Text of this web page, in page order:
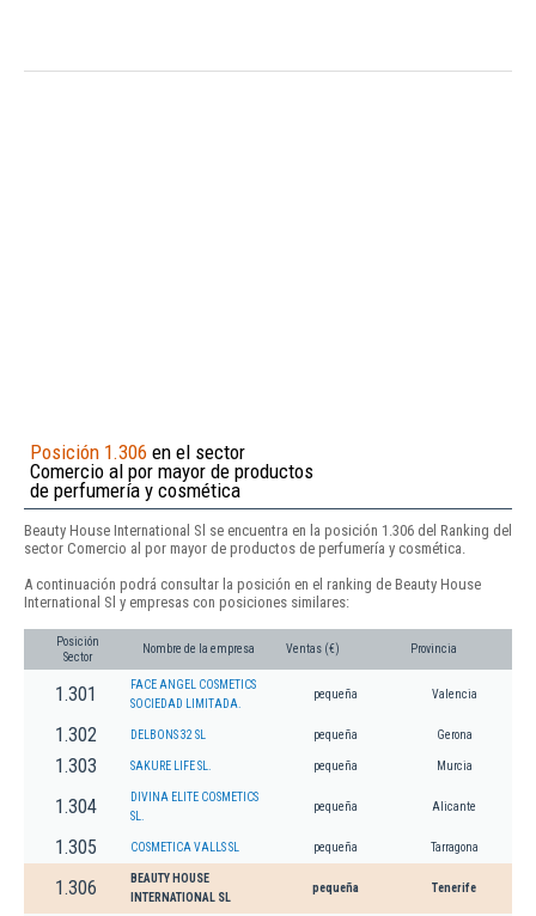
Posición 1.306 en el sector
Comercio al por mayor de productos
de perfumería y cosmética
Beauty House International Sl se encuentra en la posición 1.306 del Ranking del
sector Comercio al por mayor de productos de perfumería y cosmética.
A continuación podrá consultar la posición en el ranking de Beauty House
International Sl y empresas con posiciones similares:
Posición
Sector
Nombre de la empresa Ventas (€) Provincia
1.301
FACE ANGEL COSMETICS
SOCIEDAD LIMITADA.
pequeña Valencia
1.302 DELBONS 32 SL pequeña Gerona
1.303 SAKURE LIFE SL. pequeña Murcia
1.304
DIVINA ELITE COSMETICS
SL.
pequeña Alicante
1.305 COSMETICA VALLS SL pequeña Tarragona
1.306
BEAUTY HOUSE
INTERNATIONAL SL
pequeña Tenerife